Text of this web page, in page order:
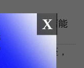
，百年老店能
任大同董座，
X